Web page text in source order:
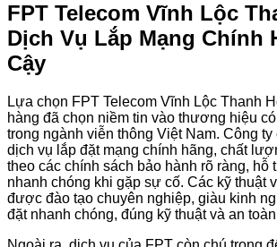
FPT Telecom Vĩnh Lộc
Dịch Vụ Lắp Mạng Chính
Cậy
Lựa chọn FPT Telecom Vĩnh Lộc Thanh
hàng đã chọn niềm tin vào thương hiệu
trong ngành viễn thông Việt Nam. Công ty
dịch vụ lắp đặt mạng chính hãng, chất
theo các chính sách bảo hành rõ ràng, hỗ
nhanh chóng khi gặp sự cố. Các kỹ thuật
được đào tạo chuyên nghiệp, giàu kinh
đặt nhanh chóng, đúng kỹ thuật và an